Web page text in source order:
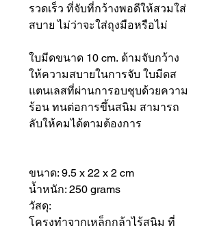
รวดเร็ว ที่จับที่กว้างพอดีให้สวมใส่
สบาย ไม่ว่าจะใส่ถุงมือหรือไม่
ใบมีดขนาด 10 cm. ด้ามจับกว้าง
ให้ความสบายในการจับ ใบมีดส
แตนเลสที่ผ่านการอบชุบด้วยความ
ร้อน ทนต่อการขึ้นสนิม สามารถ
ลับให้คมได้ตามต้องการ
ขนาด: 9.5 x 22 x 2 cm
น้ำหนัก: 250 grams
วัสดุ:
โครงทำจากเหล็กกล้าไร้สนิม ที่